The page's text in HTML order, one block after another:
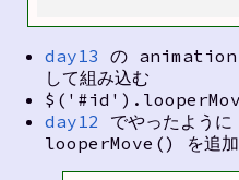
day13 の
して組み込む
day12 でやったよ
looperMove() を追加